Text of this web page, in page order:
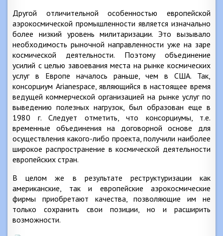
Другой отличительной особенностью европейской
аэрокосмической промышленности является изначально
более низкий уровень милитаризации. Это вызывало
необходимость рыночной направленности уже на заре
космической деятельности. Поэтому объединение
усилий с целью завоевания места на рынке космических
услуг в Европе началось раньше, чем в США. Так,
консорциум Arianespace, являющийся в настоящее время
ведущей коммерческой организацией на рынке услуг по
выведению полезных нагрузок, был образован еще в
1980 г. Следует отметить, что консорциумы, т.е.
временные объединения на договорной основе для
осуществления какого-либо проекта, получили наиболее
широкое распространение в космической деятельности
европейских стран.
В целом же в результате реструктуризации как
американские, так и европейские аэрокосмические
фирмы приобретают качества, позволяющие им не
только сохранить свои позиции, но и расширить
возможности.